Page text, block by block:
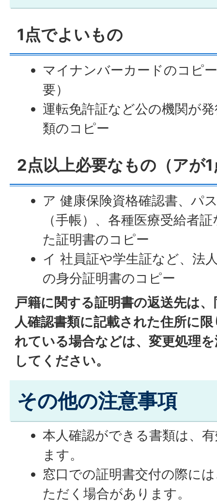
1点でよいもの
マイナンバーカードのコピ
要）
運転免許証など公の機関が
類のコピー
2点以上必要なもの（アが
ア 健康保険資格確認書、パ
（手帳）、各種医療受給者
た証明書のコピー
イ 社員証や学生証など、法
の身分証明書のコピー
戸籍に関する証明書の返送先は
人確認書類に記載された住所に
れている場合などは、変更処理
してください。
その他の注意事項
本人確認ができる書類は、
ます。
窓口での証明書交付の際に
ただく場合があります。